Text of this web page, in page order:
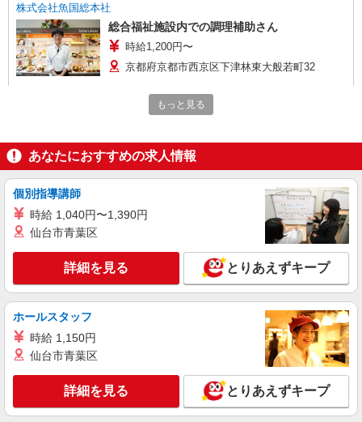
株式会社魚国総本社
総合福祉施設内での調理補助さん
時給1,200円〜
京都府京都市西京区下津林東大般若町32
契約社員
株式会社魚国総本社
福祉施設内厨房での調理師さん
（洛西ふれあいの里 療護園）京都府京都市西
キープ 詳細を見る
パート
株式会社魚国総本社
福祉施設内厨房での調理補助さん
（京都市大原野の杜）京都府京都市西京区大原
野上里南ノ町38-2
もっと見る
あなたにおすすめの求人情報
個別指導講師
時給 1,040円〜1,390円
仙台市青葉区
詳細を見る とりあえずキープ
ホールスタッフ
時給 1,150円
仙台市青葉区
詳細を見る とりあえずキープ